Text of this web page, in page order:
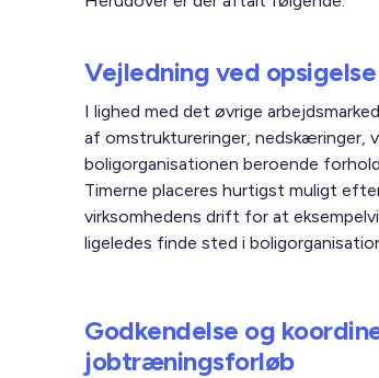
Vejledning ved opsigelse
I lighed med det øvrige
af omstruktureringer, nedskæringer,
boligorganisationen beroende
Timerne placeres hurtigst muligt
virksomhedens drift for at
ligeledes finde sted i
Godkendelse og
jobtræningsforløb